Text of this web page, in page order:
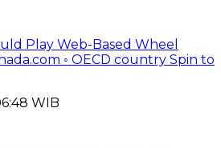
Play Web-Based Wheel
◦ OECD country Spin to
WIB